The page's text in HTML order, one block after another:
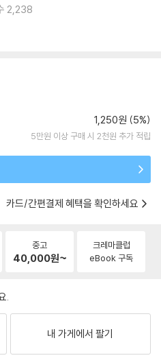
2,238
1,250원 (5%)
5만원 이상 구매 시 2천원 추가 적립
카드/간편결제 혜택을 확인하세요
중고
40,000원~
크레마클럽
eBook 구독
.
내 가게에서 팔기